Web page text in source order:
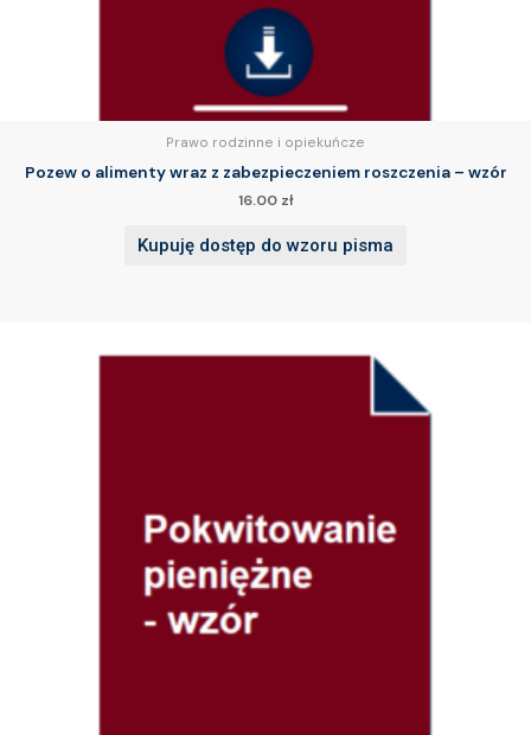
Prawo rodzinne i opiekuńcze
Pozew o alimenty wraz z zabezpieczeniem roszczenia – wzór
16.00 zł
Kupuję dostęp do wzoru pisma